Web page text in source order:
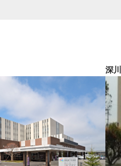
深